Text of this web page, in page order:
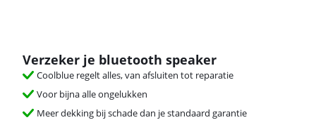
Verzeker je bluetooth speaker
Coolblue regelt alles, van afsluiten tot reparatie
Voor bijna alle ongelukken
Meer dekking bij schade dan je standaard garantie